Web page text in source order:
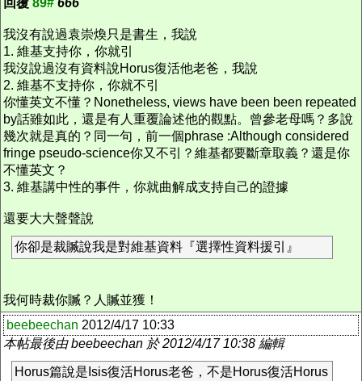
回覆 89# 666
我沒有說過袁崇煥只是書生，我說
1. 維基支持你，你就引
我沒說過沒有資料說Horus復活他老爸，我說
2. 維基不支持你，你就不引
你懂英文不懂？Nonetheless, views have been been repeated
by話雖如此，還是有人重覆論述他的觀點。曾參老母嗎？多說
幾次就是真的？同一句，前一個phrase :Although considered
fringe pseudo-science你又不引？維基都要斷章取義？還是你
不懂英文？
3. 維基講中性的事件，你就曲解成支持自己的證據
還要大大聲聲說
你卻是裁贓說我是對維基資料『選擇性資料援引』
我何時裁你贓？人贓並獲！
beebeechan 2012/4/17 10:33
本帖最後由 beebeechan 於 2012/4/17 10:38 編輯
Horus篇說是Isis復活Horus老爸，不是Horus復活Horus